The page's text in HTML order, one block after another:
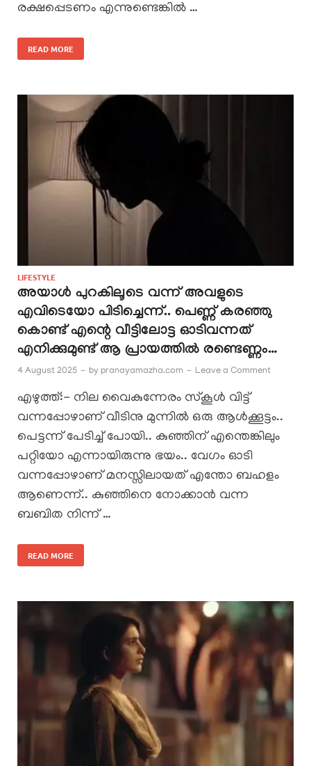
രക്ഷപ്പെടണം എന്നുണ്ടെങ്കിൽ …
READ MORE
LIFESTYLE
അയാൾ പുറകിലൂടെ വന്ന് അവളുടെ
എവിടെയോ പിടിച്ചെന്ന്.. പെണ്ണ് കരഞ്ഞു
കൊണ്ട് എന്റെ വീട്ടിലോട്ട ഓടിവന്നത്
എനിക്കുമുണ്ട് ആ പ്രായത്തിൽ രണ്ടെണ്ണം…
4 August 2025 - by pranayamazha.com - Leave a Comment
എഴുത്ത്:- നില വൈകുന്നേരം സ്കൂൾ വിട്ട്
വന്നപ്പോഴാണ് വീടിനു മുന്നിൽ ഒരു ആൾക്കൂട്ടം..
പെട്ടന്ന് പേടിച്ച് പോയി.. കുഞ്ഞിന് എന്തെങ്കിലും
പറ്റിയോ എന്നായിരുന്നു ഭയം.. വേഗം ഓടി
വന്നപ്പോഴാണ് മനസ്സിലായത് എന്തോ ബഹളം
ആണെന്ന്.. കുഞ്ഞിനെ നോക്കാൻ വന്ന
ബബിത നിന്ന് …
READ MORE